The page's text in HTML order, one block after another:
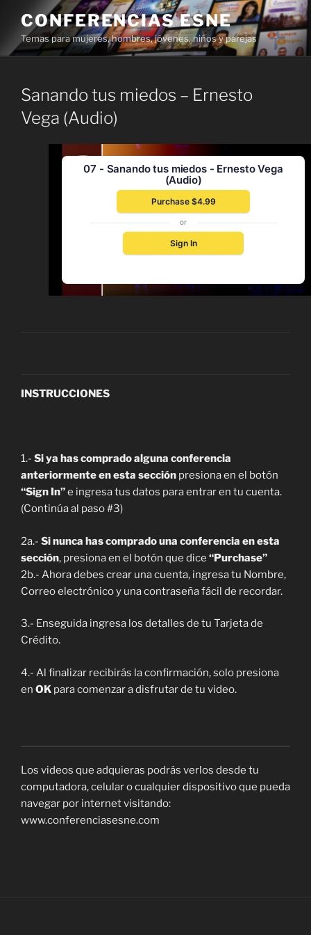
content
CONFERENCIAS ESNE
Temas para mujeres, hombres, jóvenes, niños y parejas
Sanando tus miedos – Ernesto
Vega (Audio)
INSTRUCCIONES
1.- Si ya has comprado alguna conferencia
anteriormente en esta sección presiona en el botón
“Sign In”e ingresa tus datos para entrar en tu cuenta.
(Continúa al paso #3)
2a.- Si nunca has comprado una conferencia en esta
sección, presiona en el botón que dice “Purchase”
2b.- Ahora debes crear una cuenta, ingresa tu Nombre,
Correo electrónico y una contraseña fácil de recordar.
3.- Enseguida ingresa los detalles de tu Tarjeta de
Crédito.
4.- Al finalizar recibirás la confirmación, solo presiona
en OK para comenzar a disfrutar de tu video.
Los videos que adquieras podrás verlos desde tu
computadora, celular o cualquier dispositivo que pueda
navegar por internet visitando:
www.conferenciasesne.com